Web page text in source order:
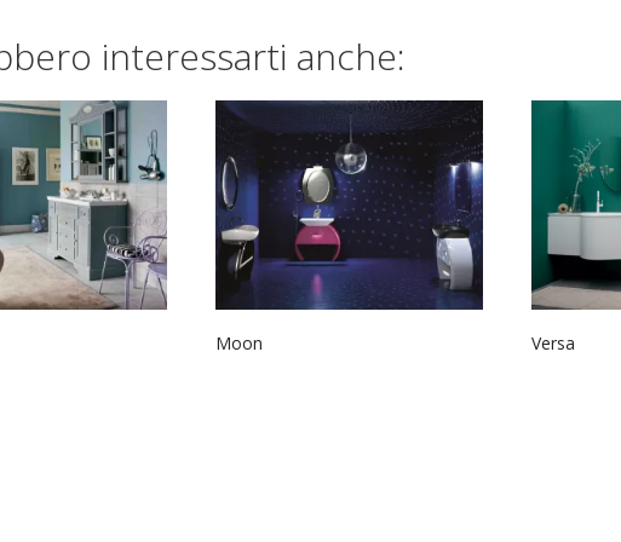
interessarti anche:
Moon Versa